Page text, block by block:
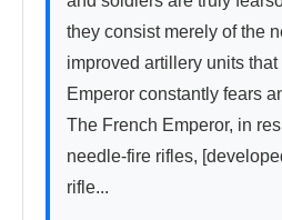
they consist merely of the
improved artillery units that
Emperor constantly fears
The French Emperor, in
needle-fire rifles,
rifle...